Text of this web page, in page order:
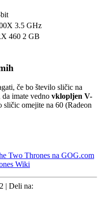
3.5 GHz
460 2 GB
če bo število sličic na
imate vedno vklopljen V-
omejite na 60 (Radeon
Two Thrones na GOG.com
Wiki
| Deli na: